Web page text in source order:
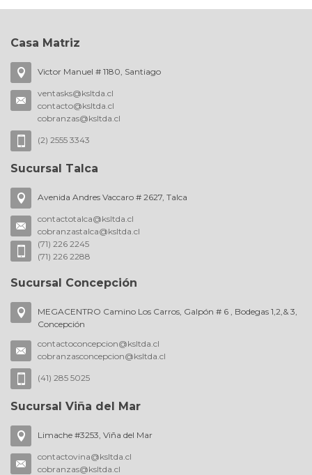
Casa Matriz
Victor Manuel # 1180, Santiago
ventasks@ksltda.cl
contacto@ksltda.cl
cobranzas@ksltda.cl
(2) 2555 3343
Sucursal Talca
Avenida Andres Vaccaro # 2627, Talca
contactotalca@ksltda.cl
cobranzastalca@ksltda.cl
(71) 226 2245
(71) 226 2288
Sucursal Concepción
MEGACENTRO Camino Los Carros, Galpón # 6 , Bodegas 1,2,& 3,
Concepción
contactoconcepcion@ksltda.cl
cobranzasconcepcion@ksltda.cl
(41) 285 5025
Sucursal Viña del Mar
Limache #3253, Viña del Mar
contactovina@ksltda.cl
cobranzas@ksltda.cl